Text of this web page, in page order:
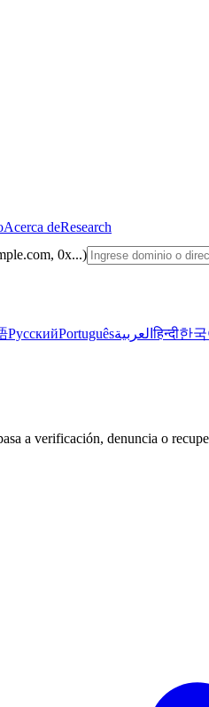
Acerca deResearch
0x...)
РусскийPortuguêsالعربيةहिन्दी한국
a verificación, denuncia o